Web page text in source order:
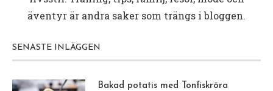
äventyr är andra saker som trängs i bloggen.
SENASTE INLÄGGEN
Bakad potatis med Tonfiskröra